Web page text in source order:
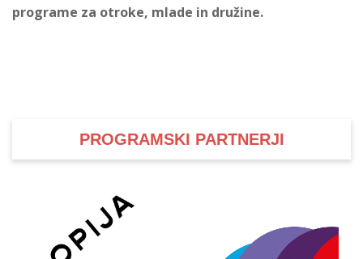
programe za otroke, mlade in družine.
PROGRAMSKI PARTNERJI